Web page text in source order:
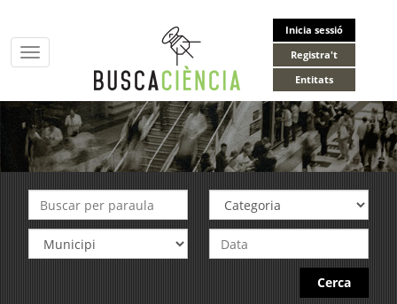
Inicia sessió
Registra't
Entitats
Toggle
navigation
Cerca